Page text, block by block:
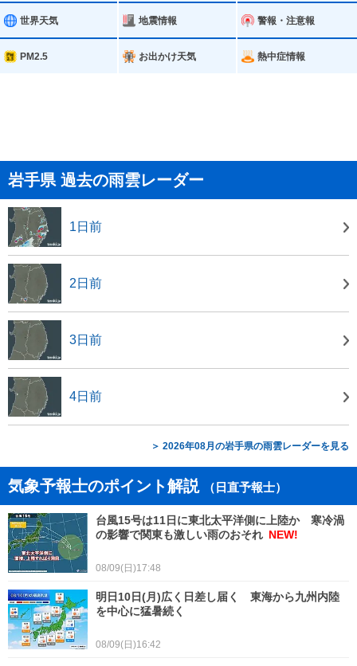
世界天気 地震情報 警報・注意報
PM2.5 お出かけ天気 熱中症情報
岩手県 過去の雨雲レーダー
1日前
2日前
3日前
4日前
＞ 2026年08月の岩手県の雨雲レーダーを見る
気象予報士のポイント解説 （日直予報士）
台風15号は11日に東北太平洋側に上陸か 寒冷渦
の影響で関東も激しい雨のおそれ NEW!
08/09(日)17:48
明日10日(月)広く日差し届く 東海から九州内陸
を中心に猛暑続く
08/09(日)16:42